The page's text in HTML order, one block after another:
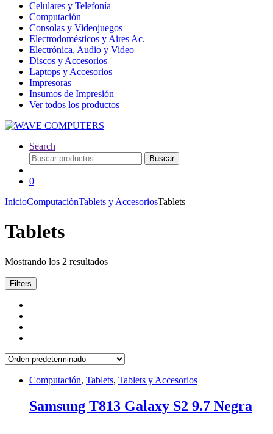
Celulares y Telefonía
Computación
Consolas y Videojuegos
Electrodomésticos y Aires Ac.
Electrónica, Audio y Video
Discos y Accesorios
Laptops y Accesorios
Impresoras
Insumos de Impresión
Ver todos los productos
Search
Buscar
por:
Buscar
0
InicioComputaciónTablets y AccesoriosTablets
Tablets
Mostrando los 2 resultados
Filters
Computación, Tablets, Tablets y Accesorios
Samsung T813 Galaxy S2 9.7 Negra